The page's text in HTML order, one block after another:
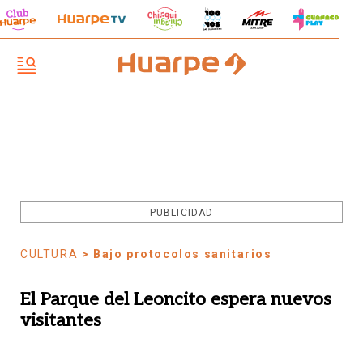
PUBLICIDAD
CULTURA > Bajo protocolos sanitarios
El Parque del Leoncito espera nuevos
visitantes